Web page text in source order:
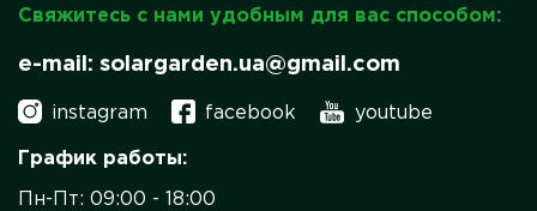
Свяжитесь с нами удобным для вас способом:
e-mail: solargarden.ua@gmail.com
instagram facebook youtube
График работы:
Пн-Пт: 09:00 - 18:00